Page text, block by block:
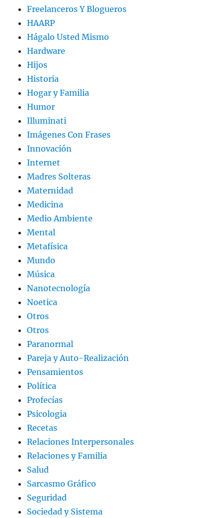
Freelanceros Y Blogueros
HAARP
Hágalo Usted Mismo
Hardware
Hijos
Historia
Hogar y Familia
Humor
Illuminati
Imágenes Con Frases
Innovación
Internet
Madres Solteras
Maternidad
Medicina
Medio Ambiente
Mental
Metafísica
Mundo
Música
Nanotecnología
Noetica
Otros
Otros
Paranormal
Pareja y Auto-Realización
Pensamientos
Política
Profecías
Psicologia
Recetas
Relaciones Interpersonales
Relaciones y Familia
Salud
Sarcasmo Gráfico
Seguridad
Sociedad y Sistema